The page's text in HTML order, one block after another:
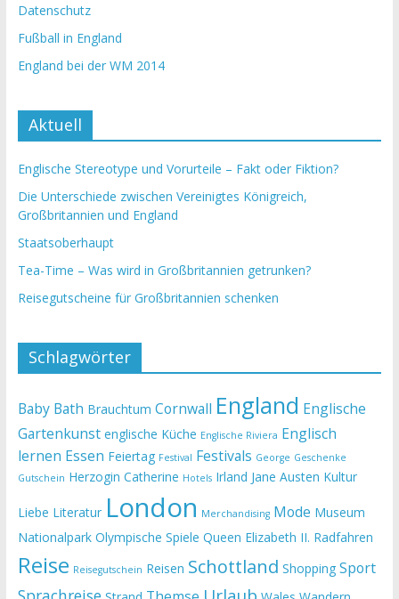
Datenschutz
Fußball in England
England bei der WM 2014
Aktuell
Englische Stereotype und Vorurteile – Fakt oder Fiktion?
Die Unterschiede zwischen Vereinigtes Königreich,
Großbritannien und England
Staatsoberhaupt
Tea-Time – Was wird in Großbritannien getrunken?
Reisegutscheine für Großbritannien schenken
Schlagwörter
Baby Bath Brauchtum Cornwall England Englische
Gartenkunst englische Küche Englische Riviera Englisch
lernen Essen Feiertag Festival Festivals George Geschenke
Gutschein Herzogin Catherine Hotels Irland Jane Austen Kultur
Liebe Literatur London Merchandising Mode Museum
Nationalpark Olympische Spiele Queen Elizabeth II. Radfahren
Reise Reisegutschein Reisen Schottland Shopping Sport